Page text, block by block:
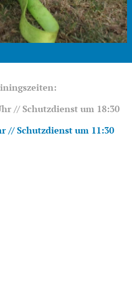
// Schutzdienst um 18:30
// Schutzdienst um 11:30